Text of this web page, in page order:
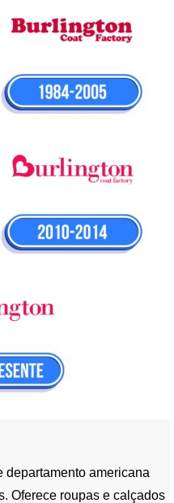
departamento americana
Oferece roupas e calçados